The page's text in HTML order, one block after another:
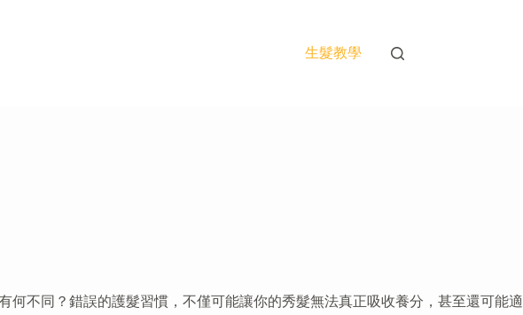
生髮教學
不同？錯誤的護髮習慣，不僅可能讓你的秀髮無法真正吸收養分，甚至還可能適